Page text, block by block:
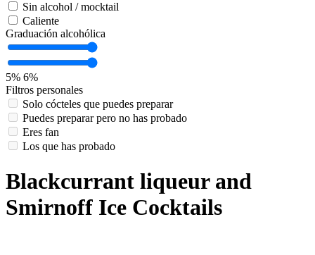
Sin alcohol / mocktail
Caliente
Graduación alcohólica
5% 6%
Filtros personales
Solo cócteles que puedes preparar
Puedes preparar pero no has probado
Eres fan
Los que has probado
Blackcurrant liqueur and
Smirnoff Ice Cocktails